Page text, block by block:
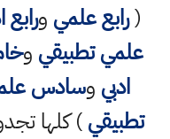
(رابع علمي ورابع
علمي تطبيقي و
ادبي وسادس
تطبيقي) كلها